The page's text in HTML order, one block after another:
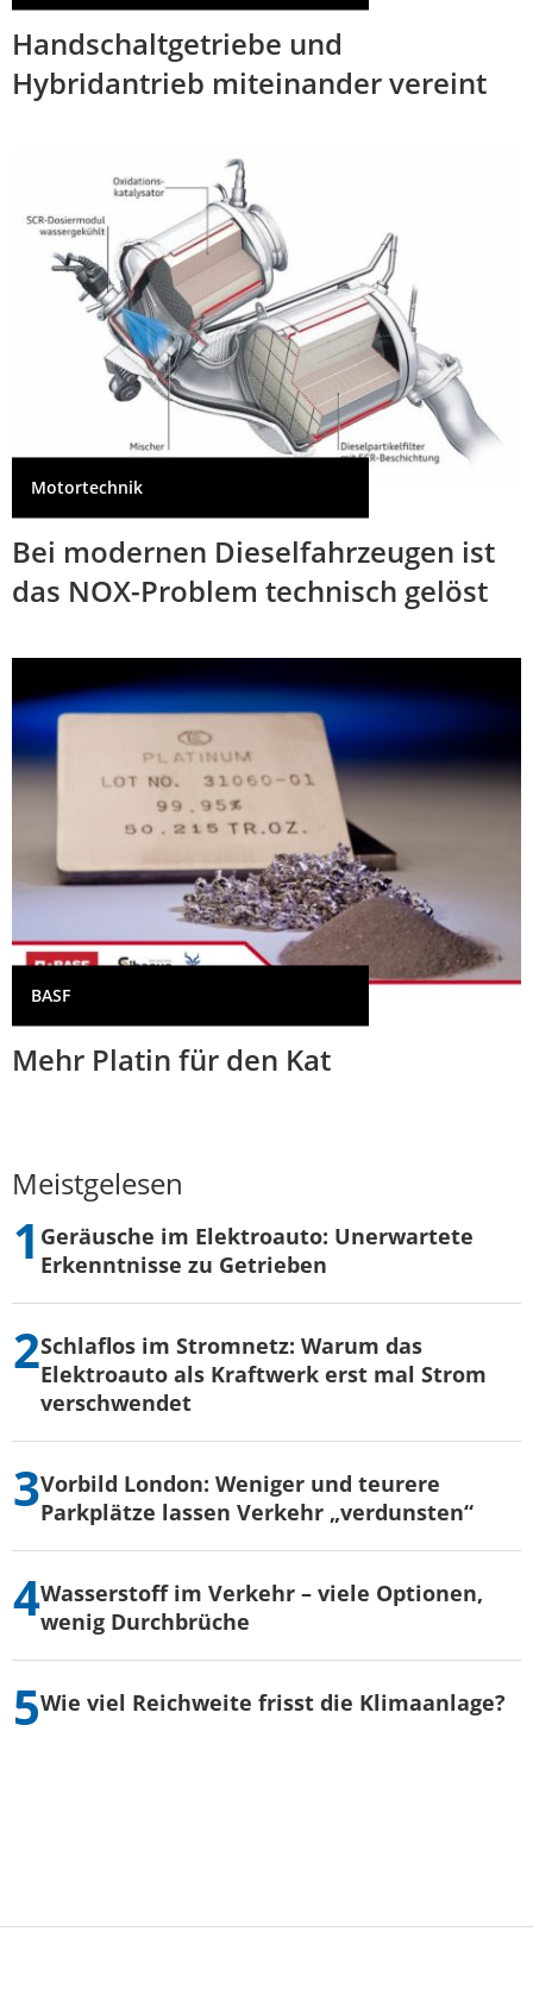
Handschaltgetriebe und
Hybridantrieb miteinander vereint
Motortechnik
Bei modernen Dieselfahrzeugen ist
das NOX-Problem technisch gelöst
BASF
Mehr Platin für den Kat
Meistgelesen
Geräusche im Elektroauto: Unerwartete
Erkenntnisse zu Getrieben
Schlaflos im Stromnetz: Warum das
Elektroauto als Kraftwerk erst mal Strom
verschwendet
Vorbild London: Weniger und teurere
Parkplätze lassen Verkehr „verdunsten“
Wasserstoff im Verkehr – viele Optionen,
wenig Durchbrüche
Wie viel Reichweite frisst die Klimaanlage?